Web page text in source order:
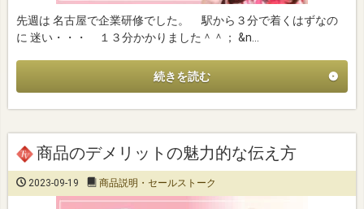
先週は 名古屋で企業研修でした。 駅から３分で着くはずなの
に 迷い・・・ １３分かかりました＾＾； &n…
続きを読む
商品のデメリットの魅力的な伝え方
2023-09-19 商品説明・セールストーク